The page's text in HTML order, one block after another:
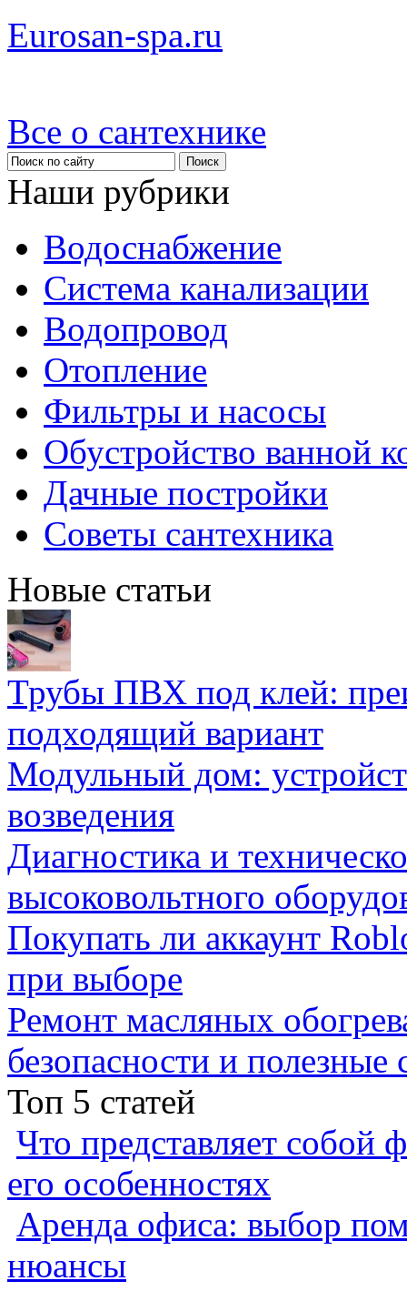
Eurosan-spa.ru
Все о сантехнике
Наши рубрики
Водоснабжение
Система канализации
Водопровод
Отопление
Фильтры и насосы
Обустройство ванной
Дачные постройки
Советы сантехника
Новые статьи
Трубы ПВХ под клей:
подходящий вариант
Модульный дом:
возведения
Диагностика и
высоковольтного
Покупать ли аккаунт
при выборе
Ремонт масляных
безопасности и полезные
Топ 5 статей
Что представляет собой
его особенностях
Аренда офиса: выбор
нюансы